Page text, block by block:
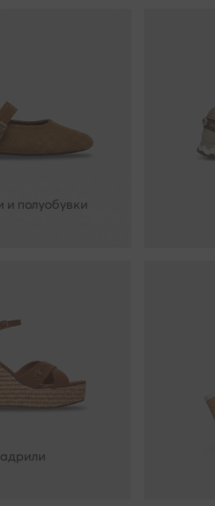
и полуобувки